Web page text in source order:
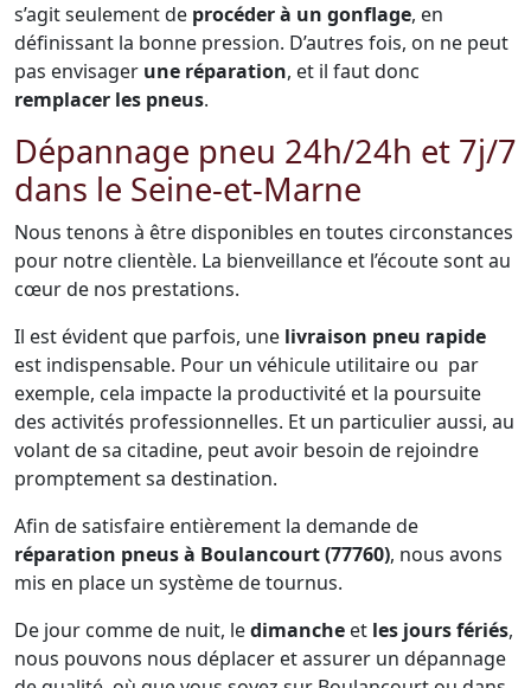
s’agit seulement de procéder à un gonflage, en
définissant la bonne pression. D’autres fois, on ne peut
pas envisager une réparation, et il faut donc
remplacer les pneus.
Dépannage pneu 24h/24h et 7j/7
dans le Seine-et-Marne
Nous tenons à être disponibles en toutes circonstances
pour notre clientèle. La bienveillance et l’écoute sont au
cœur de nos prestations.
Il est évident que parfois, une livraison pneu rapide
est indispensable. Pour un véhicule utilitaire ou par
exemple, cela impacte la productivité et la poursuite
des activités professionnelles. Et un particulier aussi, au
volant de sa citadine, peut avoir besoin de rejoindre
promptement sa destination.
Afin de satisfaire entièrement la demande de
réparation pneus à Boulancourt (77760), nous avons
mis en place un système de tournus.
De jour comme de nuit, ledimanche et les jours fériés,
nous pouvons nous déplacer et assurer un dépannage